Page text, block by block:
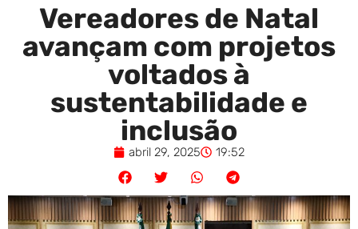
Vereadores de Natal
avançam com projetos
voltados à
sustentabilidade e
inclusão
abril 29, 2025 19:52